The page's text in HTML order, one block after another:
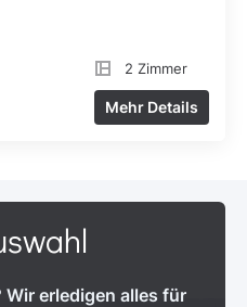
2 Zimmer
Mehr Details
Wir erledigen alles für